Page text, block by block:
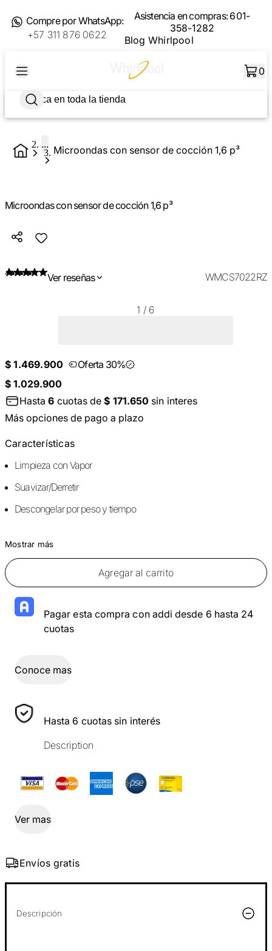
Compre por WhatsApp:
+57 311 876 0622
Asistencia en compras:601-
358-1282
Blog Whirlpool
0
... Microondas con sensor de cocción 1,6 p³
Microondas con sensor de cocción 1,6 p³
Ver reseñas WMCS7022RZ
1 / 6
$ 1.469.900
Oferta 30%
$ 1.029.900
Hasta6 cuotas de$ 171.650 sin interes
Más opciones de pago a plazo
Características
Limpieza con Vapor
Suavizar/Derretir
Descongelar por peso y tiempo
Mostrar más
Agregar al carrito
Pagar esta compra con addi desde 6 hasta 24
cuotas
Conoce mas
Hasta 6 cuotas sin interés
Description
Ver mas
Envíos gratis
Descripción